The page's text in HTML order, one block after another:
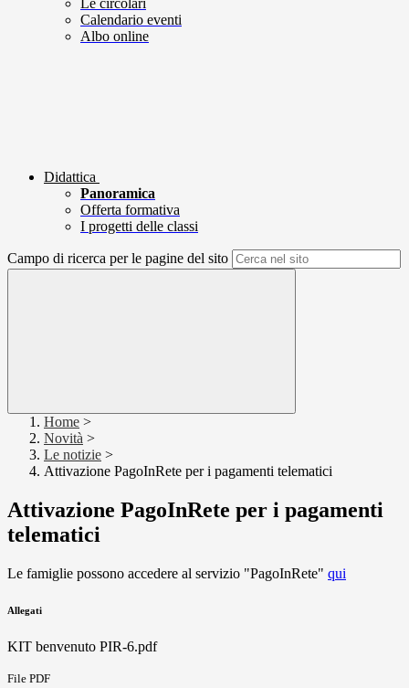
Le circolari
Calendario eventi
Albo online
Didattica
Panoramica
Offerta formativa
I progetti delle classi
Campo di ricerca per le pagine del sito
Home >
Novità >
Le notizie >
Attivazione PagoInRete per i pagamenti telematici
Attivazione PagoInRete per i pagamenti
telematici
Le famiglie possono accedere al servizio "PagoInRete" qui
Allegati
KIT benvenuto PIR-6.pdf
File PDF